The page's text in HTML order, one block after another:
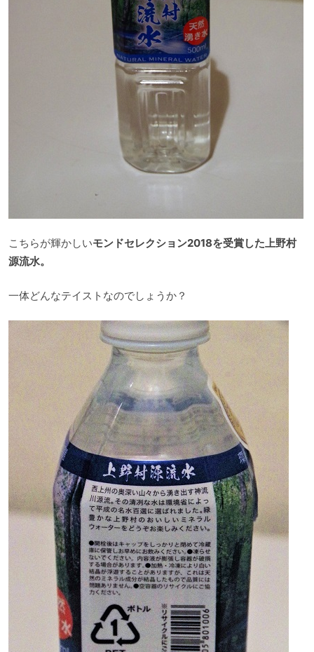
こちらが輝かしいモンドセレクション2018を受賞した上野村
源流水。
一体どんなテイストなのでしょうか？